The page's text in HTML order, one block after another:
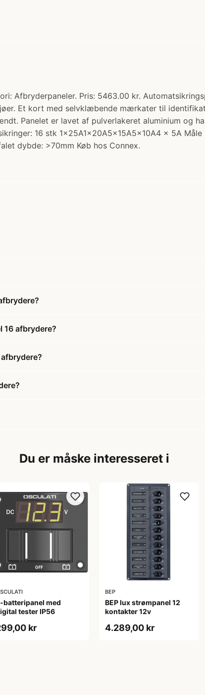
Afbryderpaneler. Pris: 5463.00 kr.
Et kort med selvklæbende mærkater til
Panelet er lavet af pulverlakeret aluminium og
16 stk 1x25A1x20A5x15A5x10A4 x 5A
dybde: >70mm Køb hos Connex.
16 afbrydere?
Du er måske interesseret i
batteripanel med
tester IP56
kr
BEP
BEP lux strømpanel 12
kontakter 12v
4.289,00 kr